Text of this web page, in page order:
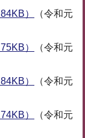
）
（令和元
）
（令和元
）
（令和元
）
（令和元